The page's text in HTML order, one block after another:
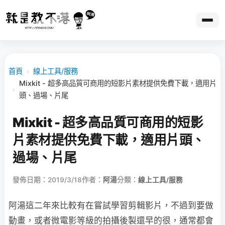
首頁 › 線上工具/服務
›
Mixkit - 超多高品質可商用的短影片素材提供免費下載，適用片
頭、過場、片尾
Mixkit - 超多高品質可商用的短影
片素材提供免費下載，適用片頭、
過場、片尾
發佈日期：2019/3/18作者： 阿湯分類： 線上工具/服務
阿湯這二年來比較有在嘗試學習剪輯影片，不過到要做
動畫，或者微電影等級的拍攝後製還早的很，通常都會